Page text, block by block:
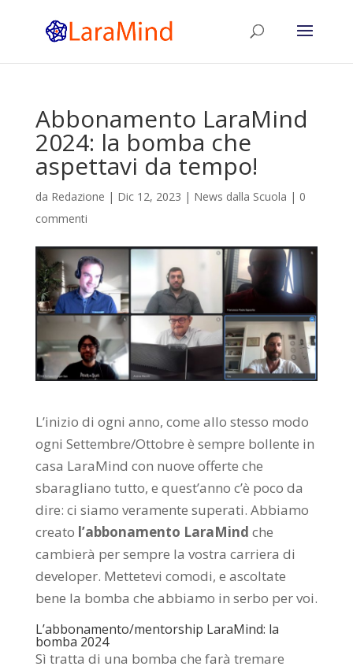
Abbonamento LaraMind
2024: la bomba che
aspettavi da tempo!
da Redazione | Dic 12, 2023 | News dalla Scuola | 0
commenti
L’inizio di ogni anno, come allo stesso modo
ogni Settembre/Ottobre è sempre bollente in
casa LaraMind con nuove offerte che
sbaragliano tutto, e quest’anno c’è poco da
dire: ci siamo veramente superati. Abbiamo
creato l’abbonamento LaraMind che
cambierà per sempre la vostra carriera di
developer. Mettetevi comodi, e ascoltate
bene la bomba che abbiamo in serbo per voi.
L’abbonamento/mentorship LaraMind: la
bomba 2024
Sì tratta di una bomba che farà tremare